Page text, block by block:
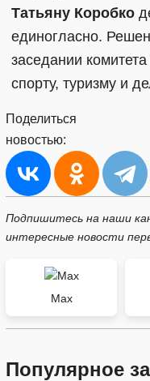
Татьяну Коробко
единогласно.
заседании
спорту, туризму и
Поделиться
новостью:
Подпишитесь на наши
интересные новости
Max
Популярное